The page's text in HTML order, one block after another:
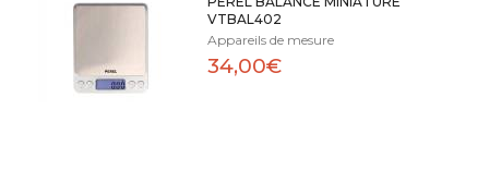
VTBAL402
Appareils de mesure
34,00€